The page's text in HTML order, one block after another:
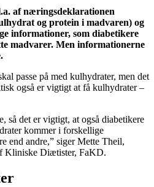
af næringsdeklarationen
og protein i madvaren) og
informationer, som diabetikere
madvarer. Men informationerne
passe på med kulhydrater, men det
også er vigtigt at få kulhydrater –
så det er vigtigt, at også diabetikere
kommer i forskellige
end andre,” siger Mette Theil,
Kliniske Diætister, FaKD.